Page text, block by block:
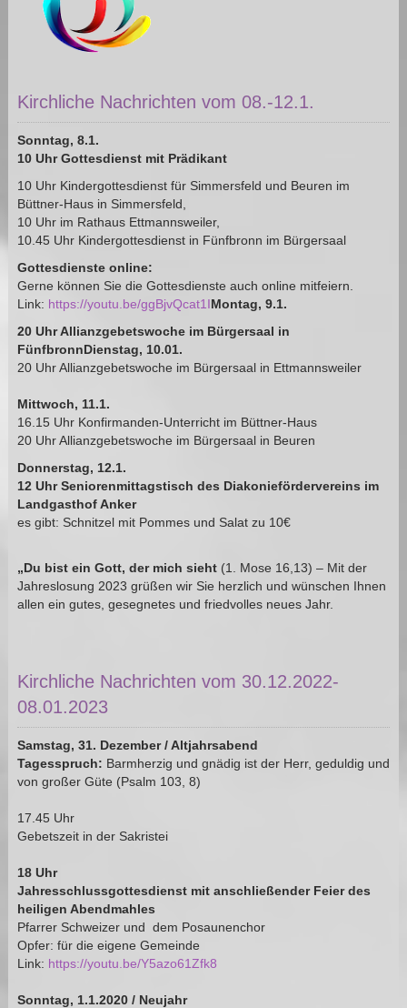
Kirchliche Nachrichten vom 08.-12.1.
Sonntag, 8.1.
10 Uhr Gottesdienst mit Prädikant
10 Uhr Kindergottesdienst für Simmersfeld und Beuren im
Büttner-Haus in Simmersfeld,
10 Uhr im Rathaus Ettmannsweiler,
10.45 Uhr Kindergottesdienst in Fünfbronn im Bürgersaal
Gottesdienste online:
Gerne können Sie die Gottesdienste auch online mitfeiern.
Link: https://youtu.be/ggBjvQcat1I Montag, 9.1.
20 Uhr Allianzgebetswoche im Bürgersaal in
FünfbronnDienstag, 10.01.
20 Uhr Allianzgebetswoche im Bürgersaal in Ettmannsweiler
Mittwoch, 11.1.
16.15 Uhr Konfirmanden-Unterricht im Büttner-Haus
20 Uhr Allianzgebetswoche im Bürgersaal in Beuren
Donnerstag, 12.1.
12 Uhr Seniorenmittagstisch des Diakoniefördervereins im
Landgasthof Anker
es gibt: Schnitzel mit Pommes und Salat zu 10€
„Du bist ein Gott, der mich sieht(1. Mose 16,13) – Mit der
Jahreslosung 2023 grüßen wir Sie herzlich und wünschen Ihnen
allen ein gutes, gesegnetes und friedvolles neues Jahr.
Kirchliche Nachrichten vom 30.12.2022-
08.01.2023
Samstag, 31. Dezember / Altjahrsabend
Tagesspruch: Barmherzig und gnädig ist der Herr, geduldig und
von großer Güte (Psalm 103, 8)
17.45 Uhr
Gebetszeit in der Sakristei
18 Uhr
Jahresschlussgottesdienst mit anschließender Feier des
heiligen Abendmahles
Pfarrer Schweizer und dem Posaunenchor
Opfer: für die eigene Gemeinde
Link: https://youtu.be/Y5azo61Zfk8
Sonntag, 1.1.2020 / Neujahr